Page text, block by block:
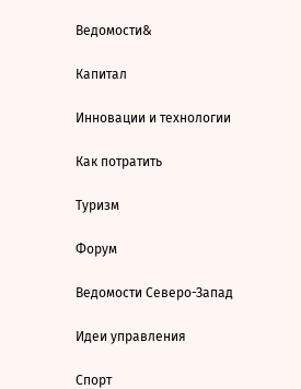
Ведомости&
Капитал
Инновации и технологии
Как потратить
Туризм
Форум
Ведомости Северо-Запад
Идеи управления
Спорт